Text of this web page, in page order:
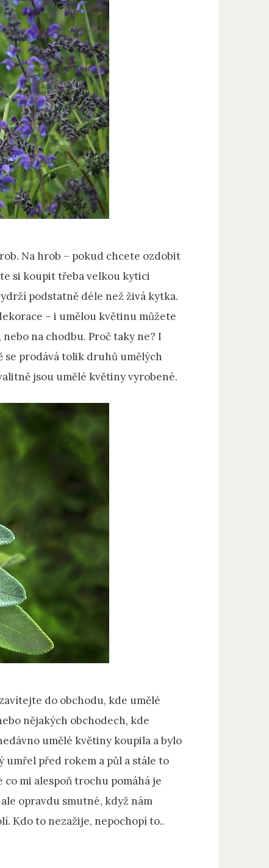
Na hrob – pokud chcete ozdobit
si koupit třeba velkou kytici
podstatně déle než živá kytka.
– i umělou květinu můžete
na chodbu. Proč taky ne? I
se prodává tolik druhů umělých
jsou umělé květiny vyrobené.
do obchodu, kde umělé
nějakých obchodech, kde
umělé květiny koupila a bylo
umřel před rokem a půl a stále to
co mi alespoň trochu pomáhá je
opravdu smutné, když nám
Kdo to nezažije, nepochopí to..